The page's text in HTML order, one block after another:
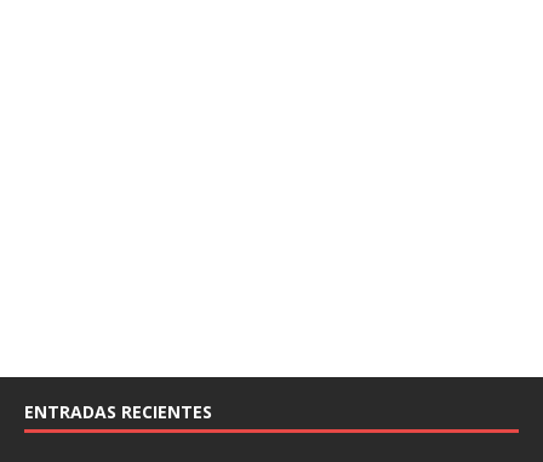
ENTRADAS RECIENTES